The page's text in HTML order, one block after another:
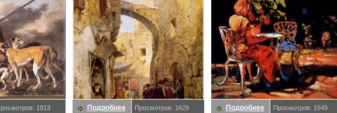
1913
Jerusalem-sj. Bauernfeind,
Подробнее Просмотров: 1629 Подробнее Просмотров: 1549